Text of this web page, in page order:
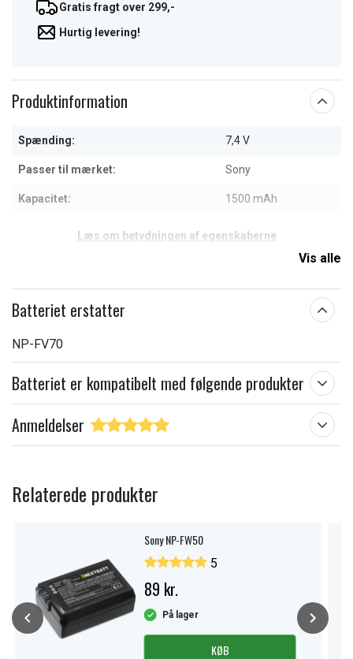
Gratis fragt over 299,-
Hurtig levering!
Produktinformation
Spænding: 7,4 V
Passer til mærket: Sony
Kapacitet: 1500 mAh
Læs om betydningen af egenskaberne
Vis alle
Batteriet erstatter
NP-FV70
Batteriet er kompatibelt med følgende produkter
Anmeldelser
Relaterede produkter
Sony NP-FW50
5
89 kr.
På lager
KØB